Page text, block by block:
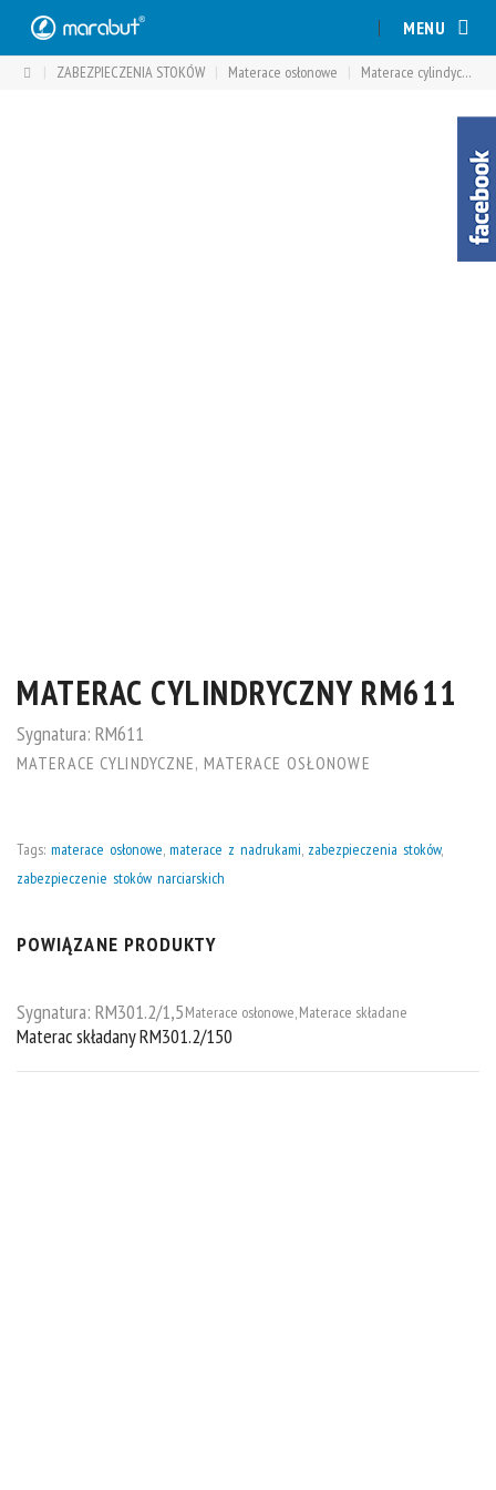
content
MENU
| ZABEZPIECZENIA STOKÓW | Materace osłonowe | Materace cylindyczne
MATERAC CYLINDRYCZNY RM611
Sygnatura: RM611
MATERACE CYLINDYCZNE, MATERACE OSŁONOWE
Tags: materace osłonowe, materace z nadrukami, zabezpieczenia stoków,
zabezpieczenie stoków narciarskich
POWIĄZANE PRODUKTY
Sygnatura: RM301.2/1,5Materace osłonowe,Materace składane
Materac składany RM301.2/150